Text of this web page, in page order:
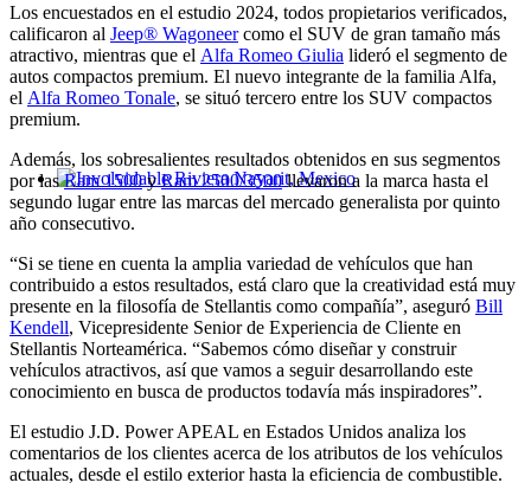
Involvidable Riviera Nayarit, Mexico
Los encuestados en el estudio 2024, todos propietarios verificados,
calificaron al Jeep® Wagoneercomo el SUV de gran tamaño más
atractivo, mientras que el Alfa Romeo Giulia lideró el segmento de
autos compactos premium. El nuevo integrante de la familia Alfa,
el Alfa Romeo Tonale, se situó tercero entre los SUV compactos
premium.
Además, los sobresalientes resultados obtenidos en sus segmentos
por lasRam 1500yRam 2500/3500llevaron a la marca hasta el
segundo lugar entre las marcas del mercado generalista por quinto
año consecutivo.
“Si se tiene en cuenta la amplia variedad de vehículos que han
contribuido a estos resultados, está claro que la creatividad está muy
presente en la filosofía de Stellantis como compañía”, aseguró Bill
Kendell, Vicepresidente Senior de Experiencia de Cliente en
Stellantis Norteamérica. “Sabemos cómo diseñar y construir
vehículos atractivos, así que vamos a seguir desarrollando este
conocimiento en busca de productos todavía más inspiradores”.
El estudio J.D. Power APEAL en Estados Unidos analiza los
comentarios de los clientes acerca de los atributos de los vehículos
actuales, desde el estilo exterior hasta la eficiencia de combustible.